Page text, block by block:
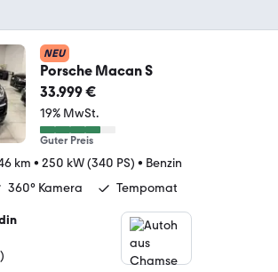
NEU
Porsche Macan S
33.999 €
19% MwSt.
Guter Preis
km • 250 kW (340 PS) • Benzin
360° Kamera Tempomat
)